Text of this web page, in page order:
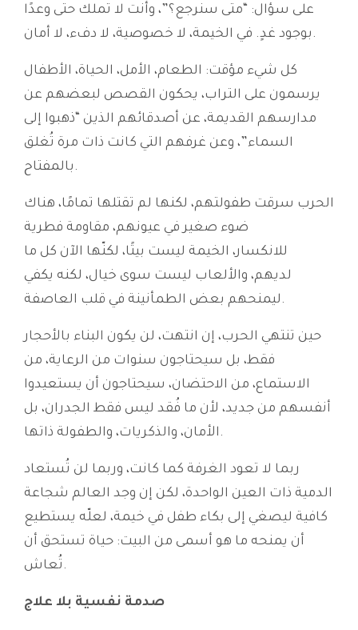
على سؤال: “متى سنرجع؟”، وأنت لا تملك حتى وعدًا
بوجود غدٍ. في الخيمة، لا خصوصية، لا دفء، لا أمان.
كل شيء مؤقت: الطعام، الأمل، الحياة، الأطفال
يرسمون على التراب، يحكون القصص لبعضهم عن
مدارسهم القديمة، عن أصدقائهم الذين “ذهبوا إلى
السماء”، وعن غرفهم التي كانت ذات مرة تُغلق
بالمفتاح.
الحرب سرقت طفولتهم، لكنها لم تقتلها تمامًا، هناك
ضوء صغير في عيونهم، مقاومة فطرية
للانكسار، الخيمة ليست بيتًا، لكنّها الآن كل ما
لديهم، والألعاب ليست سوى خيال، لكنه يكفي
ليمنحهم بعض الطمأنينة في قلب العاصفة.
حين تنتهي الحرب، إن انتهت، لن يكون البناء بالأحجار
فقط، بل سيحتاجون سنوات من الرعاية، من
الاستماع، من الاحتضان، سيحتاجون أن يستعيدوا
أنفسهم من جديد، لأن ما فُقد ليس فقط الجدران، بل
الأمان، والذكريات، والطفولة ذاتها.
ربما لا تعود الغرفة كما كانت، وربما لن تُستعاد
الدمية ذات العين الواحدة، لكن إن وجد العالم شجاعة
كافية ليصغي إلى بكاء طفل في خيمة، لعلّه يستطيع
أن يمنحه ما هو أسمى من البيت: حياة تستحق أن
تُعاش.
صدمة نفسية بلا علاج